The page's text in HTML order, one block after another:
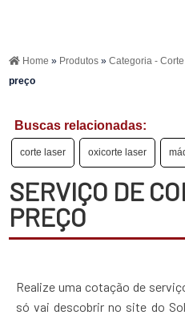
Home » Produtos»Categoria -
preço
Buscas relacionadas:
corte laser oxicorte laser
SERVIÇO DE
PREÇO
Realize uma cotação de
só vai descobrir no site do